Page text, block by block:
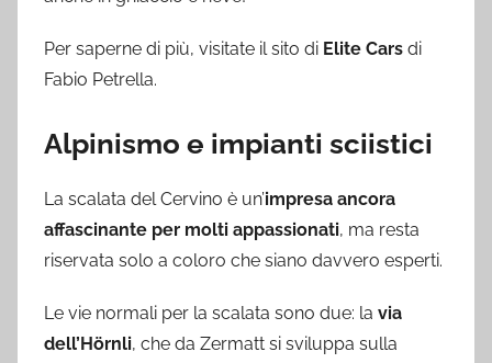
Per saperne di più, visitate il sito di Elite Cars di
Fabio Petrella.
Alpinismo e impianti sciistici
La scalata del Cervino è un’impresa ancora
affascinante per molti appassionati, ma resta
riservata solo a coloro che siano davvero esperti.
Le vie normali per la scalata sono due: la via
dell’Hörnli, che da Zermatt si sviluppa sulla